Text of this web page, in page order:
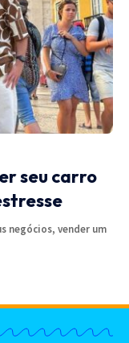
seu carro
negócios, vender um